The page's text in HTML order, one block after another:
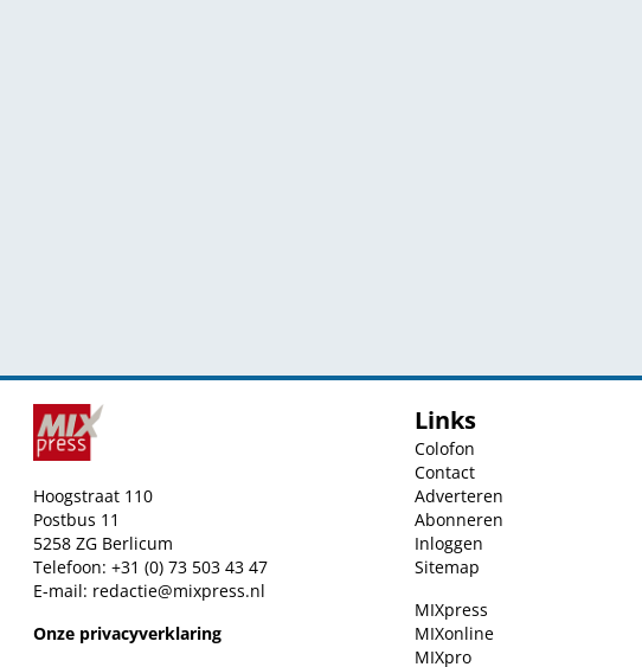
Hoogstraat 110
Postbus 11
5258 ZG Berlicum
Telefoon: +31 (0) 73 503 43 47
E-mail: redactie@mixpress.nl
Onze privacyverklaring
Links
Colofon
Contact
Adverteren
Abonneren
Inloggen
Sitemap
MIXpress
MIXonline
MIXpro